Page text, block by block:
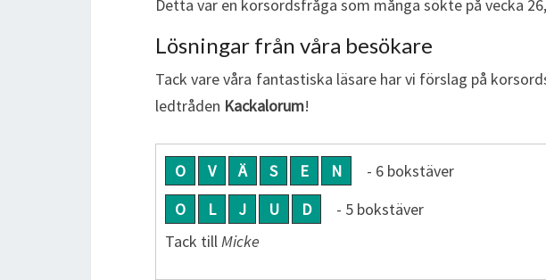
Detta var en korsordsfråga som många sökte på vecka
Lösningar från våra besökare
Tack vare våra fantastiska läsare har vi förslag på
ledtråden Kackalorum!
O V Ä S E N - 6 bokstäver
O
L J U D
- 5 bokstäver
Tack tillMicke